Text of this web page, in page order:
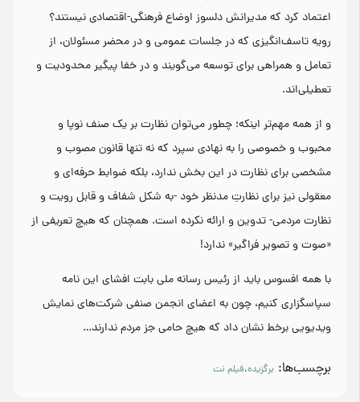
اعتماد کرد که مدیرانش دلسوز اوضاع فرهنگی-اقتصادی نیستند؟
رویه تاسف‌انگیزی که در جلسات عمومی و در محضر مسئولان، از
تعامل و همراهی برای توسعه می‌گویند و در خفا پیگیر محدودیت و
تعطیلی‌اند.
و از همه مهم‌تر اینکه؛ چطور می‌توان نظارت بر یک صنف نوپا و
محبوب و خصوصی را به نهادی سپرد که نه تنها قانون مصوب و
مشخصی برای نظارت در این بخش ندارد، بلکه ضوابط حرفه‌ای و
معقولی نیز برای نظارتِ مدنظر خود -به شکل شفاف و قابل رویت و
نظارت مردمی- تدوین و ارائه نکرده است. همچنان که هیچ تعریفی از
«صوت و تصویر فراگیر» ندارد!
با همه افسوس باید از رئیس رسانه ملی بابت افشای این نامه
سپاسگزاری کنیم، چون به اعضای انجمن صنفی شرکت‌های نمایش
ویدیویی برخط نشان داد که هیچ حامی جز مردم ندارند…
برچسب‌ها: برگزیده،فیلم نت